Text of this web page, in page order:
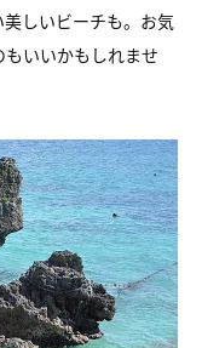
しいビーチも。 お気
いいかもしれませ